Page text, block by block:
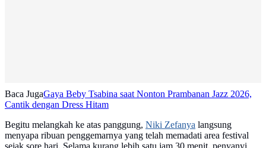
Baca JugaGaya Beby Tsabina saat Nonton Prambanan Jazz 2026,
Cantik dengan Dress Hitam
Begitu melangkah ke atas panggung, Niki Zefanya langsung
menyapa ribuan penggemarnya yang telah memadati area festival